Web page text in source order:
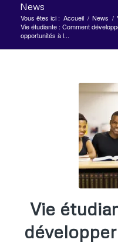
News
Vous êtes ici : Accueil / News /
Vie étudiante : Comment
opportunités à l...
Vie